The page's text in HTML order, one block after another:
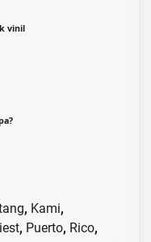
vinil
, Kami,
, Puerto, Rico,